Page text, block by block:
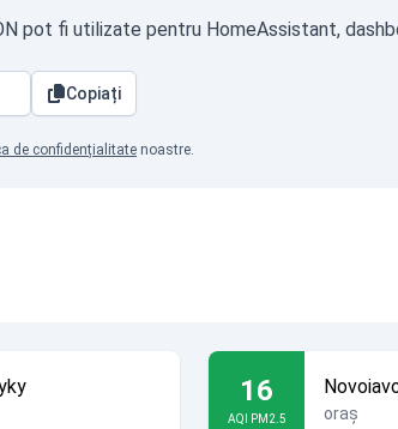
pot fi utilizate pentru HomeAssistant,
Copiați
de confidențialitate noastre.
16
AQI PM2.5 oraș